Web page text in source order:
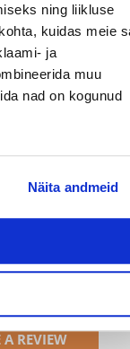
ning liikluse
kuidas meie
ja
muu
nad on kogunud
Näita andmeid
toote ostnud,
nii positiivsed
A REVIEW